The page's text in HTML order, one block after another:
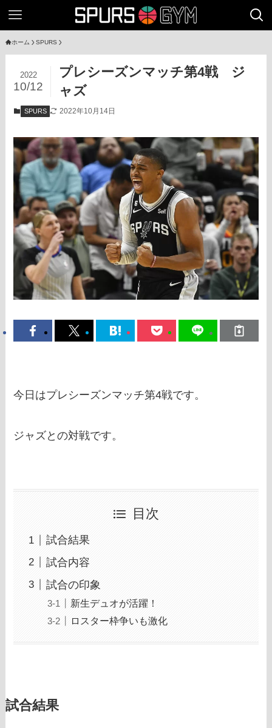
ホーム SPURS
プレシーズンマッチ第4戦 ジ
ャズ
2022
10/12
SPURS 2022年10月14日
今日はプレシーズンマッチ第4戦です。
ジャズとの対戦です。
目次
試合結果
試合内容
試合の印象
新生デュオが活躍！
ロスター枠争いも激化
試合結果